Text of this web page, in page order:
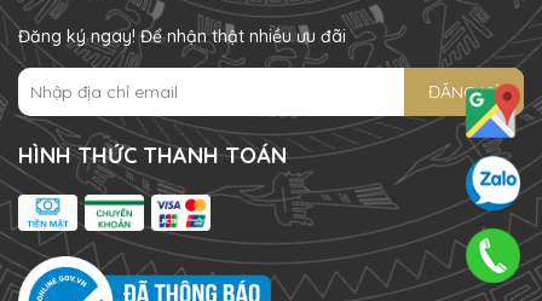
Đăng ký ngay! Để nhận thật nhiều ưu đãi
ĐĂNG KÝ
HÌNH THỨC THANH TOÁN